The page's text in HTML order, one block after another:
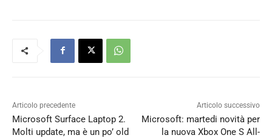
Articolo precedente
Microsoft Surface Laptop 2.
Molti update, ma è un po’ old
Articolo successivo
Microsoft: martedi novità per
la nuova Xbox One S All-